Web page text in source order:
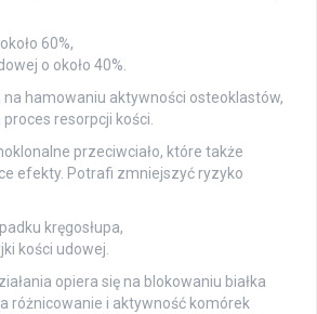
60%,
o około 40%.
na hamowaniu aktywności osteoklastów,
resorpcji kości.
przeciwciało, które także
efekty. Potrafi zmniejszyć ryzyko
kręgosłupa,
kości udowej.
opiera się na blokowaniu białka
różnicowanie i aktywność komórek